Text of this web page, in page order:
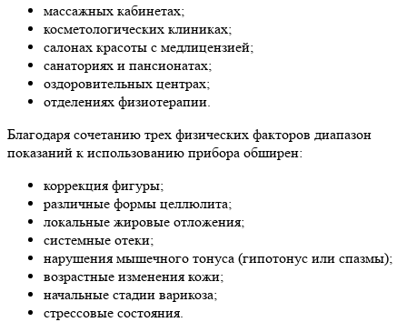
массажных кабинетах;
косметологических клиниках;
салонах красоты с медлицензией;
санаториях и пансионатах;
оздоровительных центрах;
отделениях физиотерапии.
Благодаря сочетанию трех физических факторов диапазон
показаний к использованию прибора обширен:
коррекция фигуры;
различные формы целлюлита;
локальные жировые отложения;
системные отеки;
нарушения мышечного тонуса (гипотонус или спазмы);
возрастные изменения кожи;
начальные стадии варикоза;
стрессовые состояния.